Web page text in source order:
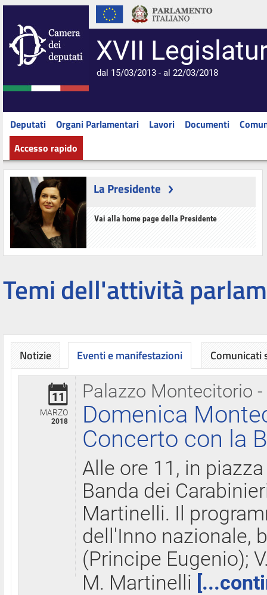
XVII
dal 15/03/2013 - al 22/03/2018
Deputati Organi Parlamentari Lavori Documenti
Accesso rapido
La Presidente
Vai alla home page della Presidente
Temi dell'attività
Notizie Eventi e manifestazioni
Palazzo Montecitorio
11
MARZO
2018
Domenica
Concerto con la
Alle ore 11, in
Banda dei
Martinelli. Il
dell'Inno nazionale,
(Principe Eugenio);
M. Martinelli
Comunicati